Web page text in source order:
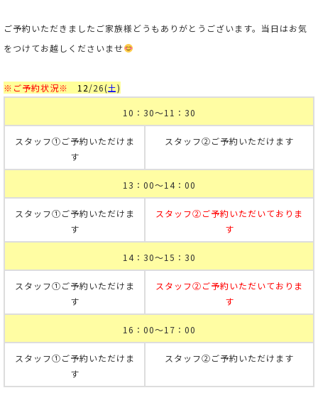
ご予約いただきましたご家族様どうもありがとうございます。当日はお気
をつけてお越しくださいませ
※ご予約状況※ 12/26(土)
10：30～11：30
スタッフ①ご予約いただけま
す
スタッフ②ご予約いただけます
13：00～14：00
スタッフ①ご予約いただけま
す
スタッフ②ご予約いただいておりま
す
14：30～15：30
スタッフ①ご予約いただけま
す
スタッフ②ご予約いただいておりま
す
16：00～17：00
スタッフ①ご予約いただけま
す
スタッフ②ご予約いただけます